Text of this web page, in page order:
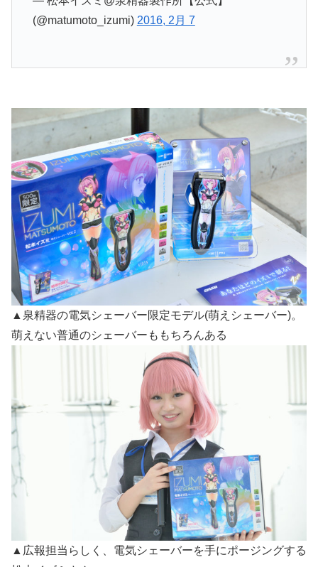
(@matumoto_izumi) 2016, 2月 7
▲泉精器の電気シェーバー限定モデル(萌えシェーバー)。
萌えない普通のシェーバーももちろんある
▲広報担当らしく、電気シェーバーを手にポージングする